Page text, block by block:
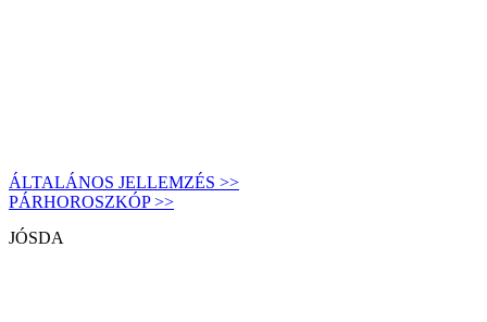
ÁLTALÁNOS JELLEMZÉS >>
PÁRHOROSZKÓP >>
JÓSDA